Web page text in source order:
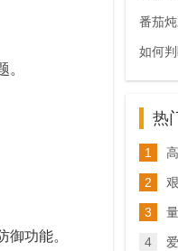
功能。
番茄
如何
热
1
2
3
4